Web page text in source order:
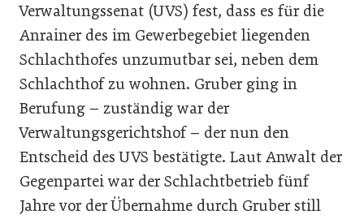
Verwaltungssenat (UVS) fest, dass es für die
Anrainer des im Gewerbegebiet liegenden
Schlachthofes unzumutbar sei, neben dem
Schlachthof zu wohnen. Gruber ging in
Berufung – zuständig war der
Verwaltungsgerichtshof – der nun den
Entscheid des UVS bestätigte. Laut Anwalt der
Gegenpartei war der Schlachtbetrieb fünf
Jahre vor der Übernahme durch Gruber still